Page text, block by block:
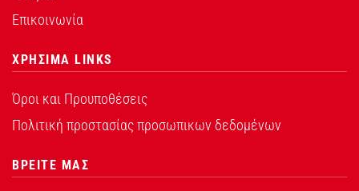
Επικοινωνία
ΧΡΗΣΙΜΑ LINKS
Όροι και Προυποθέσεις
Πολιτική προστασίας προσωπικων δεδομένων
ΒΡΕΙΤΕ ΜΑΣ